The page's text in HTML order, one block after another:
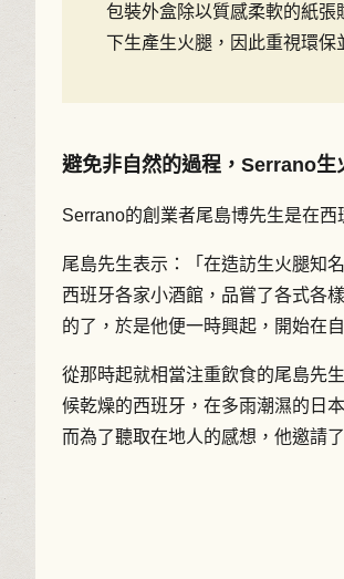
包裝外盒除以質感柔軟的紙
下生產生火腿，因此重視環保
避免非自然的過程，Serrano生
Serrano的創業者尾島博先生是在
尾島先生表示：「在造訪生火腿知
西班牙各家小酒館，品嘗了各式各
的了，於是他便一時興起，開始在
從那時起就相當注重飲食的尾島先
候乾燥的西班牙，在多雨潮濕的日
而為了聽取在地人的感想，他邀請